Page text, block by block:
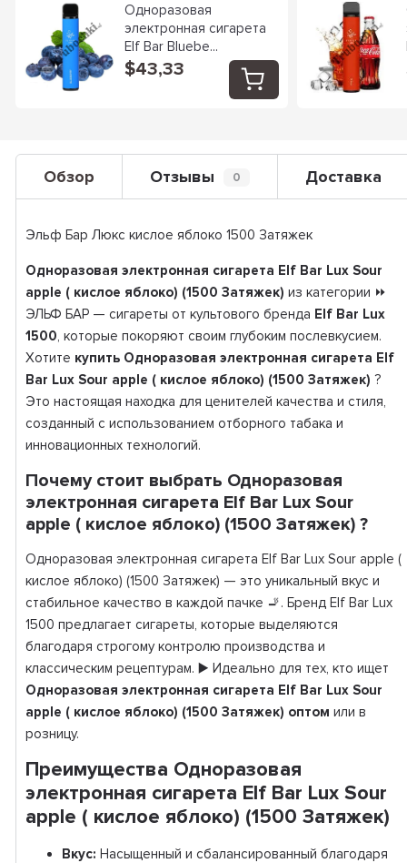
Одноразовая
электронная сигарета
Elf Bar Bluebe...
$43,33
Обзор Отзывы 0 Доставка
Эльф Бар Люкс кислое яблоко 1500 Затяжек
Одноразовая электронная сигарета Elf Bar Lux Sour
apple ( кислое яблоко) (1500 Затяжек) из категории ⏩
ЭЛЬФ БАР — сигареты от культового бренда Elf Bar Lux
1500, которые покоряют своим глубоким послевкусием.
Хотите купить Одноразовая электронная сигарета Elf
Bar Lux Sour apple ( кислое яблоко) (1500 Затяжек) ?
Это настоящая находка для ценителей качества и стиля,
созданный с использованием отборного табака и
инновационных технологий.
Почему стоит выбрать Одноразовая
электронная сигарета Elf Bar Lux Sour
apple ( кислое яблоко) (1500 Затяжек) ?
Одноразовая электронная сигарета Elf Bar Lux Sour apple (
кислое яблоко) (1500 Затяжек) — это уникальный вкус и
стабильное качество в каждой пачке 🚬. Бренд Elf Bar Lux
1500 предлагает сигареты, которые выделяются
благодаря строгому контролю производства и
классическим рецептурам. ▶️ Идеально для тех, кто ищет
Одноразовая электронная сигарета Elf Bar Lux Sour
apple ( кислое яблоко) (1500 Затяжек) оптом или в
розницу.
Преимущества Одноразовая
электронная сигарета Elf Bar Lux Sour
apple ( кислое яблоко) (1500 Затяжек)
Вкус: Насыщенный и сбалансированный благодаря